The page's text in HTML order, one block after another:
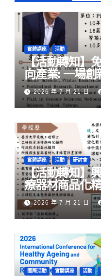
實體講座 活動
【活動轉知】
向產業: ⼀場
旅程」
2026 年 7 月 21 日
實體講座 活動 研討會
【活動轉知】
療器材商品化
2026 年 7 月 21 日
國際活動 實體講座 活動